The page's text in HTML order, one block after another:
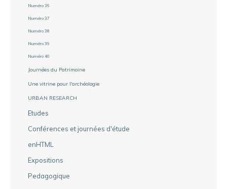
Numéro 36
Numéro 37
Numéro 38
Numéro 39
Numéro 40
Journées du Patrimoine
Une vitrine pour l'archéologie
URBAN RESEARCH
Etudes
Conférences et journées d'étude
enHTML
Expositions
Pedagogique